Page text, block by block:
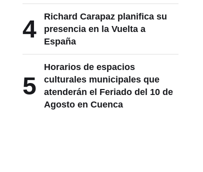
4
Richard Carapaz planifica su
presencia en la Vuelta a
España
5
Horarios de espacios
culturales municipales que
atenderán el Feriado del 10 de
Agosto en Cuenca